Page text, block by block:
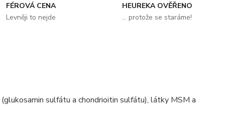
FÉROVÁ CENA
Levněji to nejde
HEUREKA OVĚŘENO
... protože se staráme!
sulfátu a chondrioitin sulfátu), látky MSM a